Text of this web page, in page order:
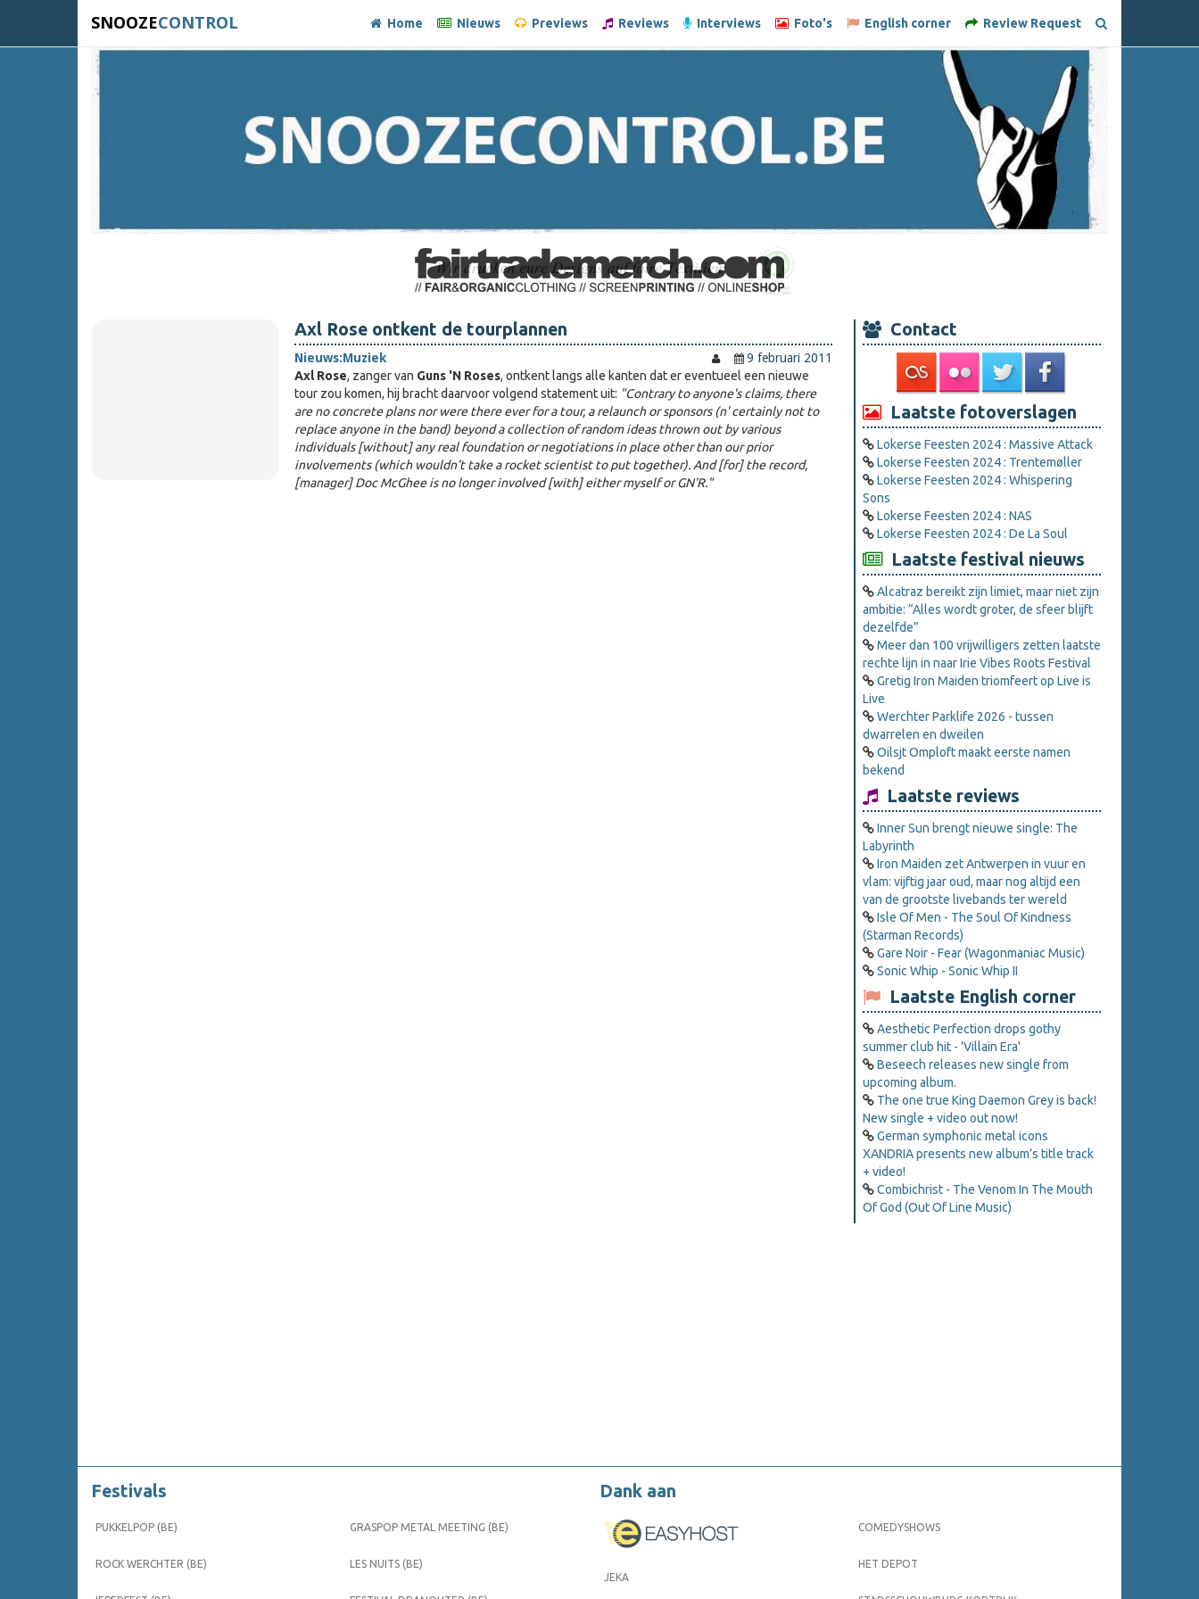
SNOOZECONTROL Home Nieuws Previews Reviews Interviews Foto's English corner Review Request
Axl Rose ontkent de tourplannen
Nieuws:Muziek
9 februari 2011
Axl Rose, zanger van Guns 'N Roses, ontkent langs alle kanten dat er eventueel een nieuwe
tour zou komen, hij bracht daarvoor volgend statement uit: "Contrary to anyone's claims, there
are no concrete plans nor were there ever for a tour, a relaunch or sponsors (n' certainly not to
replace anyone in the band) beyond a collection of random ideas thrown out by various
individuals [without] any real foundation or negotiations in place other than our prior
involvements (which wouldn't take a rocket scientist to put together). And [for] the record,
[manager] Doc McGhee is no longer involved [with] either myself or GN'R."
Contact
Laatste fotoverslagen
Lokerse Feesten 2024 : Massive Attack
Lokerse Feesten 2024 : Trentemøller
Lokerse Feesten 2024 : Whispering
Sons
Lokerse Feesten 2024 : NAS
Lokerse Feesten 2024 : De La Soul
Laatste festival nieuws
Alcatraz bereikt zijn limiet, maar niet zijn
ambitie: “Alles wordt groter, de sfeer blijft
dezelfde”
Meer dan 100 vrijwilligers zetten laatste
rechte lijn in naar Irie Vibes Roots Festival
Gretig Iron Maiden triomfeert op Live is
Live
Werchter Parklife 2026 - tussen
dwarrelen en dweilen
Oilsjt Omploft maakt eerste namen
bekend
Laatste reviews
Inner Sun brengt nieuwe single: The
Labyrinth
Iron Maiden zet Antwerpen in vuur en
vlam: vijftig jaar oud, maar nog altijd een
van de grootste livebands ter wereld
Isle Of Men - The Soul Of Kindness
(Starman Records)
Gare Noir - Fear (Wagonmaniac Music)
Sonic Whip - Sonic Whip II
Laatste English corner
Aesthetic Perfection drops gothy
summer club hit - 'Villain Era'
Beseech releases new single from
upcoming album.
The one true King Daemon Grey is back!
New single + video out now!
German symphonic metal icons
XANDRIA presents new album’s title track
+ video!
Combichrist - The Venom In The Mouth
Of God (Out Of Line Music)
Festivals
PUKKELPOP (BE)
ROCK WERCHTER (BE)
GRASPOP METAL MEETING (BE)
LES NUITS (BE)
Dank aan
JEKA
COMEDYSHOWS
HET DEPOT